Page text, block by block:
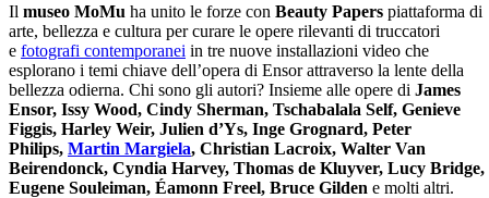
Il museo MoMu ha unito le forze con Beauty Papers piattaforma di
arte, bellezza e cultura per curare le opere rilevanti di truccatori
e fotografi contemporanei in tre nuove installazioni video che
esplorano i temi chiave dell’opera di Ensor attraverso la lente della
bellezza odierna. Chi sono gli autori? Insieme alle opere di James
Ensor, Issy Wood, Cindy Sherman, Tschabalala Self, Genieve
Figgis, Harley Weir, Julien d’Ys, Inge Grognard, Peter
Philips, Martin Margiela, Christian Lacroix, Walter Van
Beirendonck, Cyndia Harvey, Thomas de Kluyver, Lucy Bridge,
Eugene Souleiman, Éamonn Freel, Bruce Gilden e molti altri.